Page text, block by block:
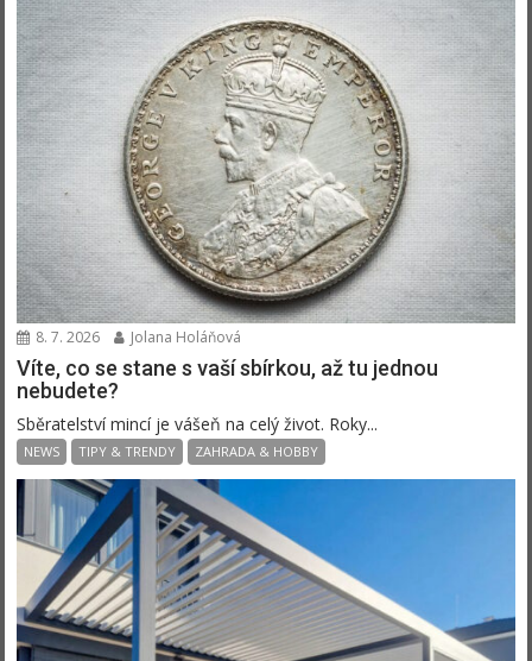
8. 7. 2026 Jolana Holáňová
Víte, co se stane s vaší sbírkou, až tu jednou
nebudete?
Sběratelství mincí je vášeň na celý život. Roky...
NEWS TIPY & TRENDY ZAHRADA & HOBBY